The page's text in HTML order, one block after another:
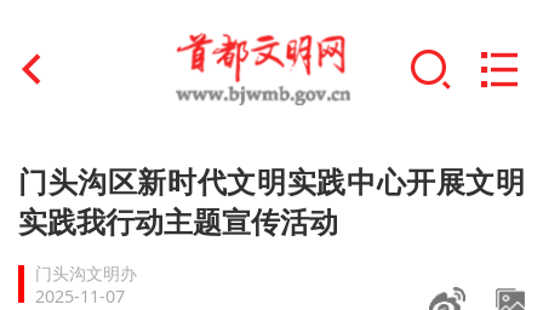
首页
文明创建
文明实践
门头沟区新时代文明实践中心开展文明
实践我行动主题宣传活动
门头沟文明办
2025-11-07